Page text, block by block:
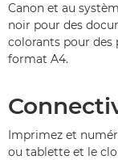
Canon et au
noir pour des
colorants pour des
format A4.
Imprimez et
ou tablette et le